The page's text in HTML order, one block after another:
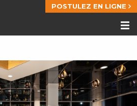
POSTULEZ EN LIGNE